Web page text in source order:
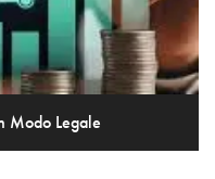
Modo Legale